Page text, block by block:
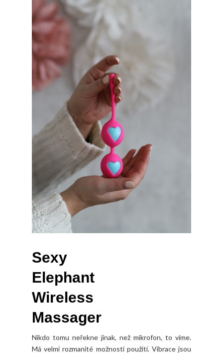
Sexy
Elephant
Wireless
Massager
Nikdo tomu neřekne jinak, než mikrofon, to víme.
Má velmi rozmanité možnosti použití. Vibrace jsou